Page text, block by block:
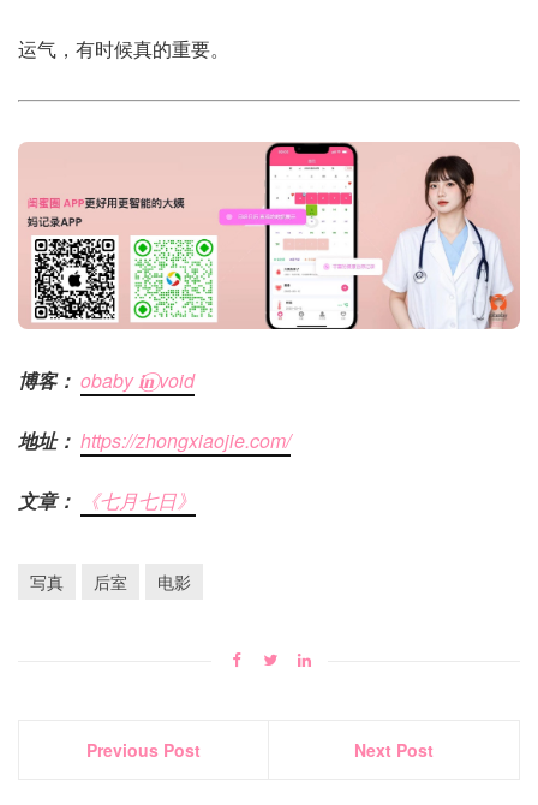
运气，有时候真的重要。
博客： obaby 𝐢‍𝐧⃝ void
地址： https://zhongxiaojie.com/
文章： 《七月七日》
写真 后室 电影
Previous Post Next Post